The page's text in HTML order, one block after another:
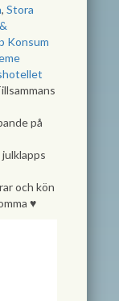
, Stora
Konsum
på
och kön
♥